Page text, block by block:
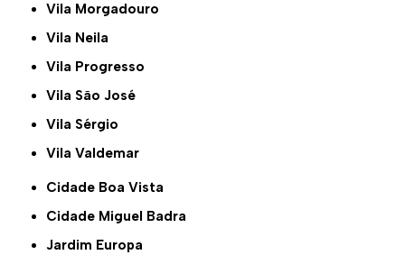
Vila Morgadouro
Vila Neila
Vila Progresso
Vila São José
Vila Sérgio
Vila Valdemar
Cidade Boa Vista
Cidade Miguel Badra
Jardim Europa